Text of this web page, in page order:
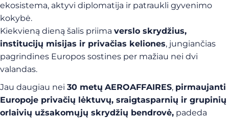
ekosistema, aktyvi diplomatija ir patraukli gyvenimo
kokybė.
Kiekvieną dieną šalis priima verslo skrydžius,
institucijų misijas ir privačias keliones, jungiančias
pagrindines Europos sostines per mažiau nei dvi
valandas.
Jau daugiau nei 30 metų AEROAFFAIRES, pirmaujanti
Europoje privačių lėktuvų, sraigtasparnių ir grupinių
orlaivių užsakomųjų skrydžių bendrovė, padeda